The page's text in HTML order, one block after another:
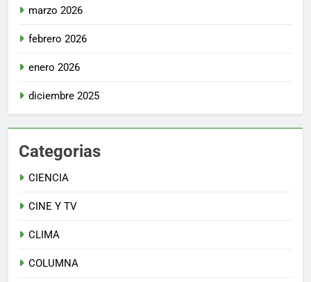
marzo 2026
febrero 2026
enero 2026
diciembre 2025
Categorias
CIENCIA
CINE Y TV
CLIMA
COLUMNA